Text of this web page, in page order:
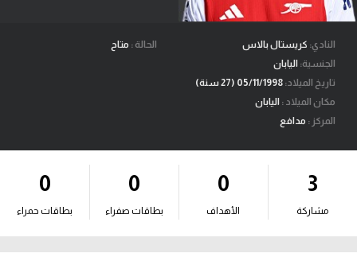
ميركاتو
فانتازي في الجول
مسابقة التوقعات
فيديوهات
آراء حرة
ركن الألعاب
النادي: كريستال بالاس
الجنسية: اليابان
تاريخ الميلاد:
مكان الميلاد : اليابان
المركز : مدافع
الحالة : متاح
3
مشاركة
0
الأهداف
0
بطاقات صفراء
0
بطاقات حمراء